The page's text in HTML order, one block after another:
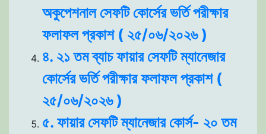
অকুপেশনাল সেফটি কোর্সের ভর্তি পরীক্ষার
ফলাফল প্রকাশ ( ২৫/০৬/২০২৬ )
৪. ২১ তম ব্যাচ ফায়ার সেফটি ম্যানেজার
কোর্সের ভর্তি পরীক্ষার ফলাফল প্রকাশ (
২৫/০৬/২০২৬ )
৫. ফায়ার সেফটি ম্যানেজার কোর্স- ২০ তম